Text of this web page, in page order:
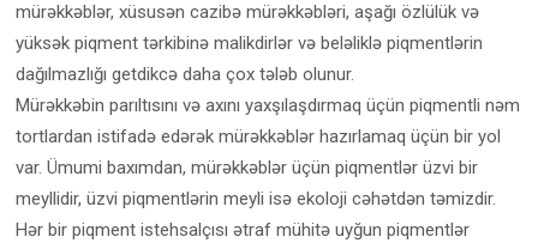
mürəkkəblər, xüsusən cazibə mürəkkəbləri, aşağı özlülük və
yüksək piqment tərkibinə malikdirlər və beləliklə piqmentlərin
dağılmazlığı getdikcə daha çox tələb olunur.
Mürəkkəbin parıltısını və axını yaxşılaşdırmaq üçün piqmentli nəm
tortlardan istifadə edərək mürəkkəblər hazırlamaq üçün bir yol
var. Ümumi baxımdan, mürəkkəblər üçün piqmentlər üzvi bir
meyllidir, üzvi piqmentlərin meyli isə ekoloji cəhətdən təmizdir.
Hər bir piqment istehsalçısı ətraf mühitə uyğun piqmentlər